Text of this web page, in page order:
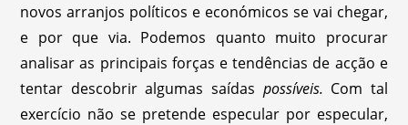
novos arranjos políticos e económicos se vai chegar,
e por que via. Podemos quanto muito procurar
analisar as principais forças e tendências de acção e
tentar descobrir algumas saídas possíveis. Com tal
exercício não se pretende especular por especular,